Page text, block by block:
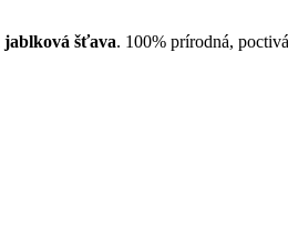
jablková šťava. 100% prírodná,